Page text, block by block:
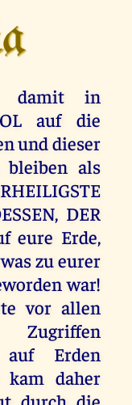
damit in
auf die
und dieser
als
DER
eure Erde,
zu eurer
war!
vor allen
Zugriffen
auf Erden
daher